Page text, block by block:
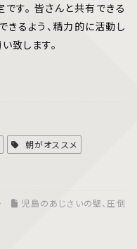
す。 皆さんと共有できる
るよう、精力的に活動し
致します。
朝がオススメ
児島のあじさいの壁、圧倒